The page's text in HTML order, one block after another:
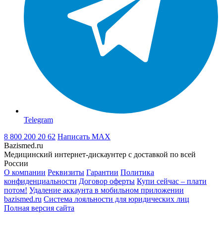
Telegram
8 800 200 20 62 Написать MAX
Bazismed.ru
Медицинский интернет-дискаунтер с доставкой по всей
России
О компании Реквизиты Гарантии Политика
конфиденциальности Договор оферты Купи сейчас – плати
потом! Удаление аккаунта в мобильном приложении
bazismed.ru Система лояльности для юридических лиц
Полная версия сайта